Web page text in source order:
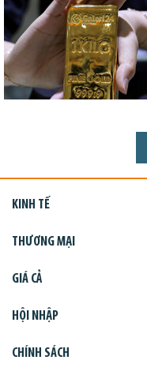
KINH TẾ
THƯƠNG MẠI
GIÁ CẢ
HỘI NHẬP
CHÍNH SÁCH